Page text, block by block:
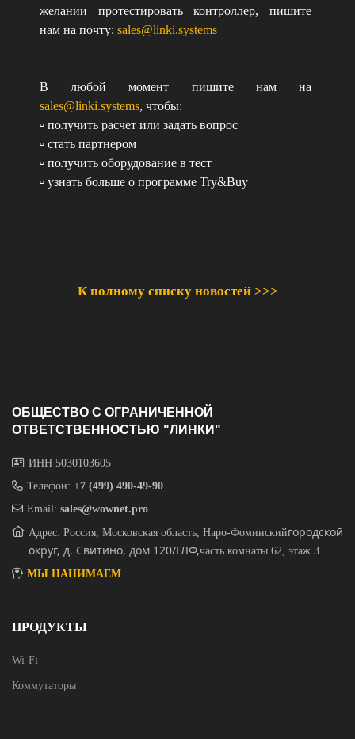
желании протестировать контроллер, пишите
нам на почту: sales@linki.systems
В любой момент пишите нам на
sales@linki.systems, чтобы:
▫️ получить расчет или задать вопрос
▫️ стать партнером
▫️ получить оборудование в тест
▫️ узнать больше о программе Try&Buy
К полному списку новостей >>>
ОБЩЕСТВО С ОГРАНИЧЕННОЙ
ОТВЕТСТВЕННОСТЬЮ "ЛИНКИ"
ИНН 5030103605
Телефон: +7 (499) 490-49-90
Email: sales@wownet.pro
Адрес: Россия, Московская область, Наро-Фоминскийгородской
округ, д. Свитино, дом 120/ГЛФ,часть комнаты 62, этаж 3
МЫ НАНИМАЕМ
ПРОДУКТЫ
Wi-Fi
Коммутаторы